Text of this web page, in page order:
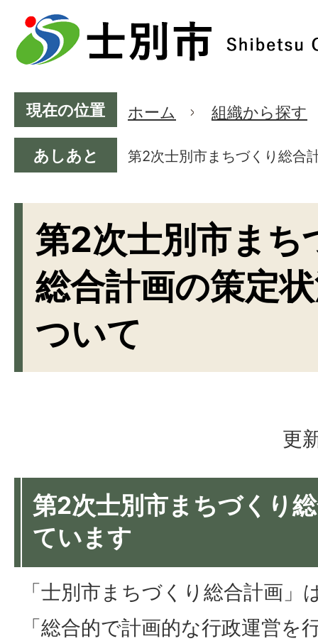
現在の位置 ホーム 組織から探す
あしあと 第2次士別市まちづくり総合
第2次士別市まち
総合計画の策定
ついて
更
第2次士別市まちづくり
ています
「士別市まちづくり総合計画」
「総合的で計画的な行政運営を